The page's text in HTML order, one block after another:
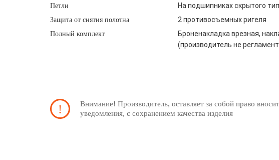
Петли На подшипниках скрытого
Защита от снятия полотна 2 противосъемных ригеля
Полный комплект
Броненакладка врезная,
(производитель не
Внимание! Производитель, оставляет за собой право
уведомления, с сохранением качества изделия